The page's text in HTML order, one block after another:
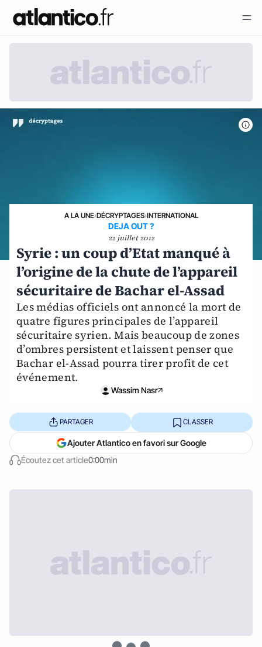
A LA UNE›DÉCRYPTAGES›INTERNATIONAL
DEJA OUT ?
22 juillet 2012
Syrie : un coup d’Etat manqué à
l’origine de la chute de l’appareil
sécuritaire de Bachar el-Assad
Les médias officiels ont annoncé la mort de
quatre figures principales de l’appareil
sécuritaire syrien. Mais beaucoup de zones
d’ombres persistent et laissent penser que
Bachar el-Assad pourra tirer profit de cet
événement.
Wassim Nasr
Écoutez cet article0:00min
PARTAGER CLASSER
Ajouter Atlantico en favori sur Google